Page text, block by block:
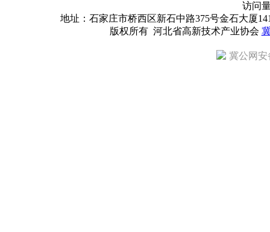
访问
地址：石家庄市桥西区新石中路375号金石大厦
版权所有 河北省高新技术产业协会
冀公网安